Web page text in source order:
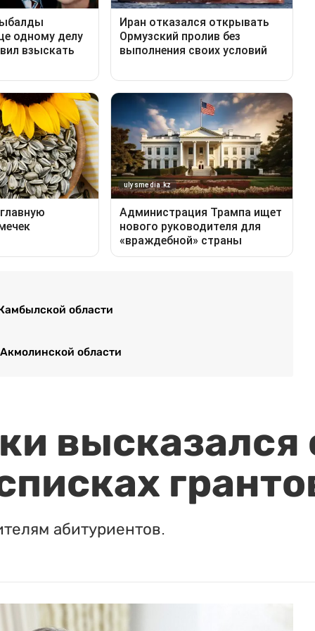
области
области
высказался
абитуриентов.